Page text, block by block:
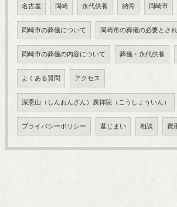
名古屋 岡崎 永代供養 納骨 岡崎市
岡崎市の葬儀について 岡崎市の葬儀の必要とさ
岡崎市の葬儀の内容について 葬儀・永代供養
よくある質問 アクセス
深恩山（しんおんざん）廣祥院（こうしょういん）
プライバシーポリシー 墓じまい 相談 費